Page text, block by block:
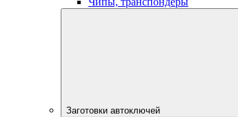
Заготовки автоключей